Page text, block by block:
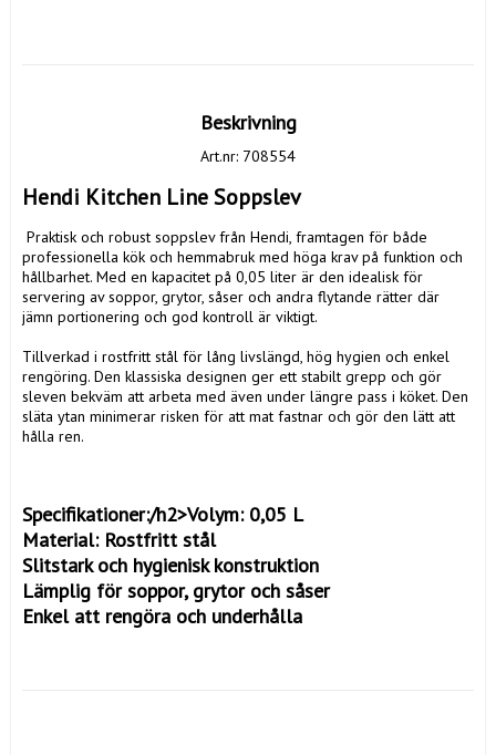
Beskrivning
Art.nr: 708554
Hendi Kitchen Line Soppslev
professionella kök och hemmabruk med höga krav på funktion och
hållbarhet. Med en kapacitet på 0,05 liter är den idealisk för
servering av soppor, grytor, såser och andra flytande rätter där
jämn portionering och god kontroll är viktigt.
Tillverkad i rostfritt stål för lång livslängd, hög hygien och enkel
rengöring. Den klassiska designen ger ett stabilt grepp och gör
sleven bekväm att arbeta med även under längre pass i köket. Den
släta ytan minimerar risken för att mat fastnar och gör den lätt att
hålla ren.
Specifikationer:/h2>Volym: 0,05 L
Material: Rostfritt stål
Slitstark och hygienisk konstruktion
Lämplig för soppor, grytor och såser
Enkel att rengöra och underhålla